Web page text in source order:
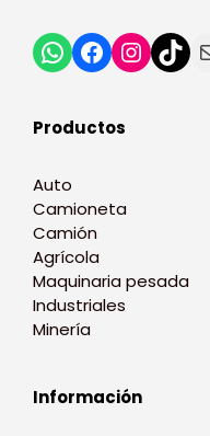
Productos
Auto
Camioneta
Camión
Agrícola
Maquinaria pesada
Industriales
Minería
Información